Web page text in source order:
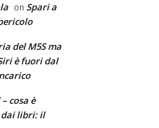
on Spari a
del M5S ma
è fuori dal
cosa è
dai libri: il